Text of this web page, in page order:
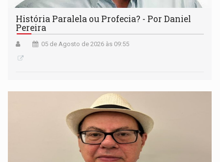
História Paralela ou Profecia? - Por Daniel
Pereira
05 de Agosto de 2026 às 09:55